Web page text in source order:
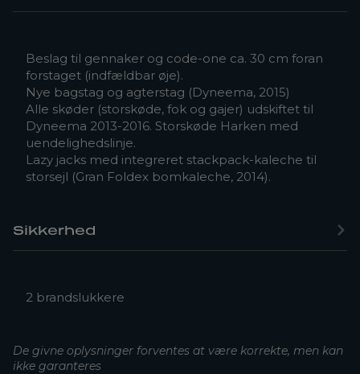
Beslag til gennaker og code-one ca. 30 cm foran
forstaget (indfældbar øje).
Nye bagstag og agterstag (Dyneema, 2015)
Alle skøder (storskøde, fok og gajer) udskiftet til
Dyneema 2013-2016. Storskøde Harken med
uendelighedslinje.
Lazy jacks med integreret stackpack-kaleche til
storsejl (Gran Foldex bomkaleche, 2014).
Sikkerhed
2 brandslukkere
De givne oplysninger forventes at være korrekte, men kan
ikke garanteres